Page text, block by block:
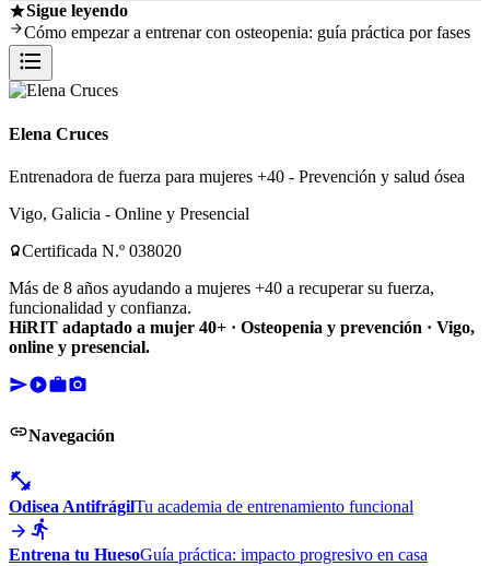
Sigue leyendo
Cómo empezar a entrenar con osteopenia: guía práctica por fases
format_list_bulleted
Elena Cruces
Entrenadora de fuerza para mujeres +40 - Prevención y salud ósea
Vigo, Galicia - Online y Presencial
Certificada N.º 038020
Más de 8 años ayudando a mujeres +40 a recuperar su fuerza,
funcionalidad y confianza.
HiRIT adaptado a mujer 40+ · Osteopenia y prevención · Vigo,
online y presencial.
Navegación
Odisea AntifrágilTu academia de entrenamiento funcional
Entrena tu HuesoGuía práctica: impacto progresivo en casa